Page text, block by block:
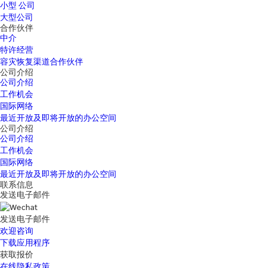
小型 公司
大型公司
合作伙伴
中介
特许经营
容灾恢复渠道合作伙伴
公司介绍
公司介绍
工作机会
国际网络
最近开放及即将开放的办公空间
公司介绍
公司介绍
工作机会
国际网络
最近开放及即将开放的办公空间
联系信息
发送电子邮件
发送电子邮件
欢迎咨询
下载应用程序
获取报价